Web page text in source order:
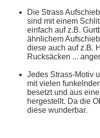
Die Strass
sind mit einem
einfach auf z.B.
ähnlichem
diese auch auf z.B.
Rucksäcken ...
Jedes Strass-Motiv
mit vielen
besetzt und aus
hergestellt. Da die
diese wunderbar.